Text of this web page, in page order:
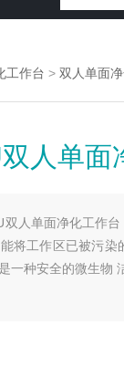
工作台 > 双人单面
人单面
双人单面净化工作
将工作区已被污
一种安全的微生物